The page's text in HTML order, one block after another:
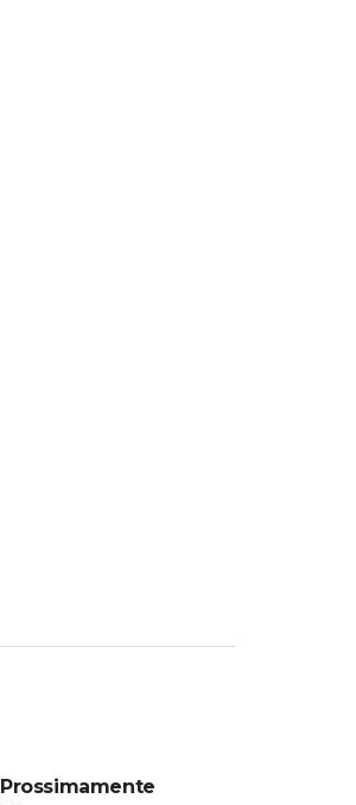
Prossimamente